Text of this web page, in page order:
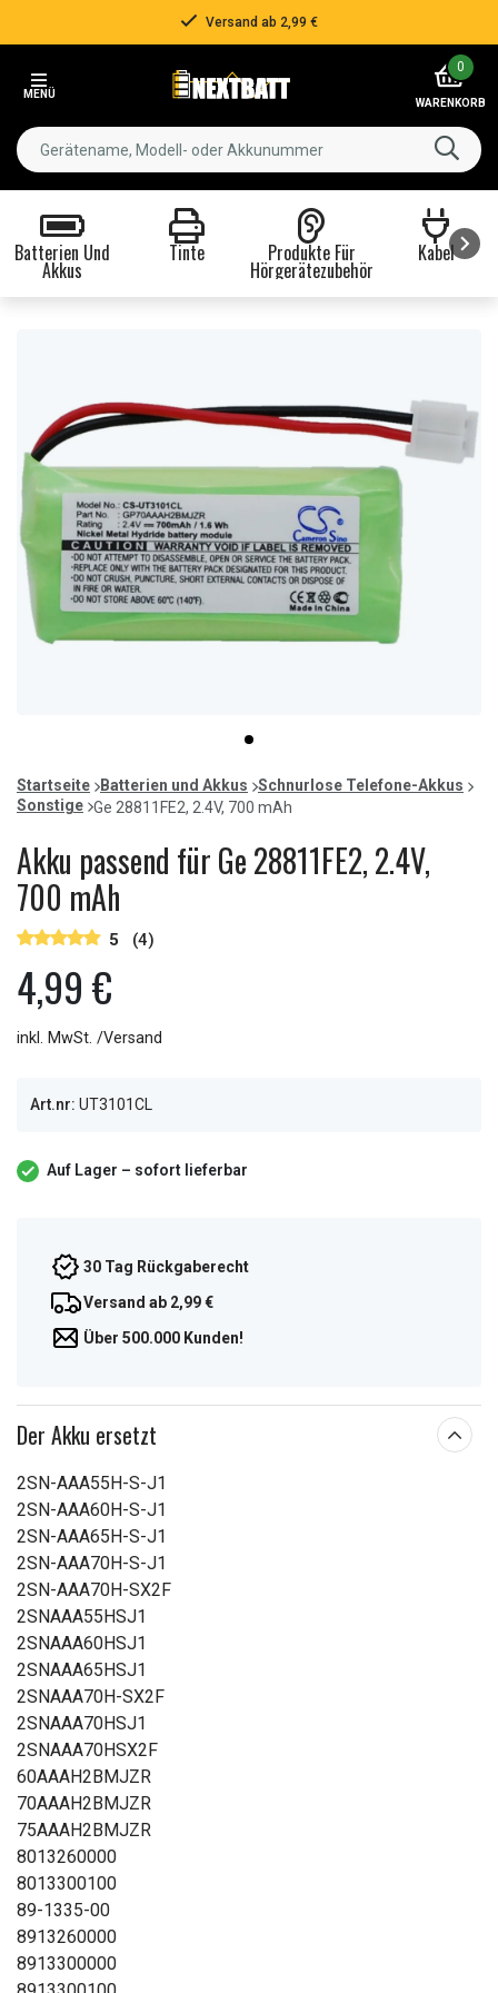
Versand ab 2,99 €
MENÜ
0
WARENKORB
Batterien Und
Akkus
Tinte Produkte Für
Hörgerätezubehör
Kabel
item
0
of
1
Startseite Batterien und Akkus
Schnurlose Telefone-Akkus
Sonstige Ge 28811FE2, 2.4V, 700 mAh
Akku passend für Ge 28811FE2, 2.4V,
700 mAh
5 (4)
4,99 €
inkl. MwSt. /Versand
Art.nr: UT3101CL
Auf Lager – sofort lieferbar
30 Tag Rückgaberecht
Versand ab 2,99 €
Über 500.000 Kunden!
Der Akku ersetzt
2SN-AAA55H-S-J1
2SN-AAA60H-S-J1
2SN-AAA65H-S-J1
2SN-AAA70H-S-J1
2SN-AAA70H-SX2F
2SNAAA55HSJ1
2SNAAA60HSJ1
2SNAAA65HSJ1
2SNAAA70H-SX2F
2SNAAA70HSJ1
2SNAAA70HSX2F
60AAAH2BMJZR
70AAAH2BMJZR
75AAAH2BMJZR
8013260000
8013300100
89-1335-00
8913260000
8913300000